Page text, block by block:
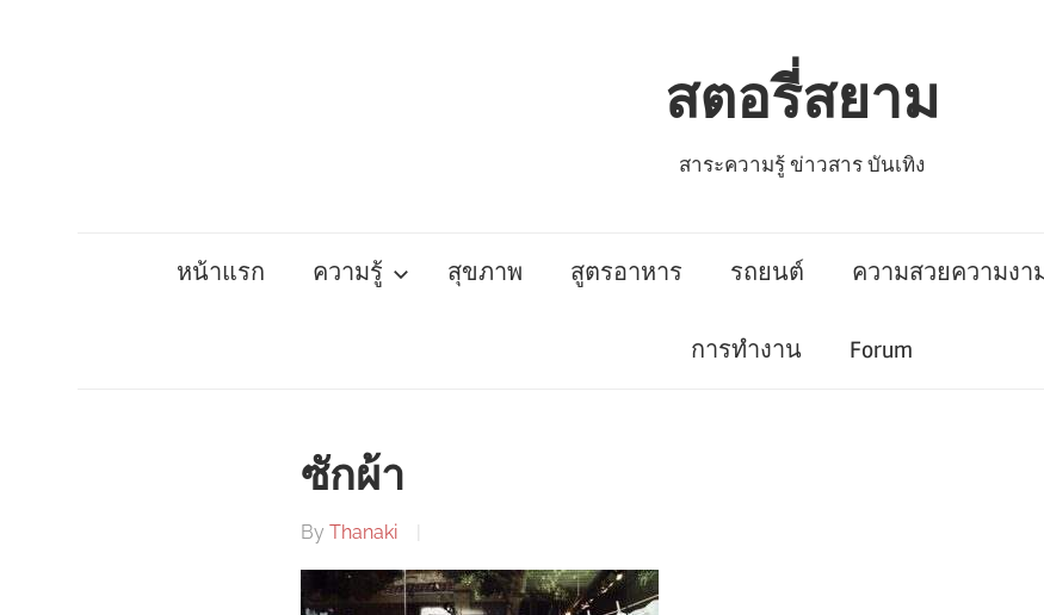
สตอรี่สยาม
สาระความรู้ ข่าวสาร บันเทิง
หน้าแรก ความรู้ สุขภาพ สูตรอาหาร รถยนต์ ความสวยความงา
การทำงาน Forum
ซักผ้า
By Thanaki